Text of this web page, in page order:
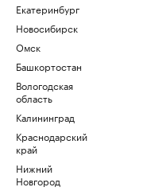
Екатеринбург
Новосибирск
Омск
Башкортостан
Вологодская
область
Калининград
Краснодарский
край
Нижний
Новгород